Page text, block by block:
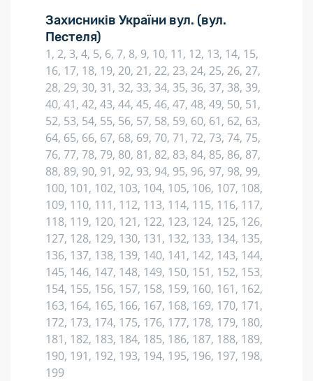
Захисників України вул. (вул.
Пестеля)
1, 2, 3, 4, 5, 6, 7, 8, 9, 10, 11, 12, 13, 14, 15,
16, 17, 18, 19, 20, 21, 22, 23, 24, 25, 26, 27,
28, 29, 30, 31, 32, 33, 34, 35, 36, 37, 38, 39,
40, 41, 42, 43, 44, 45, 46, 47, 48, 49, 50, 51,
52, 53, 54, 55, 56, 57, 58, 59, 60, 61, 62, 63,
64, 65, 66, 67, 68, 69, 70, 71, 72, 73, 74, 75,
76, 77, 78, 79, 80, 81, 82, 83, 84, 85, 86, 87,
88, 89, 90, 91, 92, 93, 94, 95, 96, 97, 98, 99,
100, 101, 102, 103, 104, 105, 106, 107, 108,
109, 110, 111, 112, 113, 114, 115, 116, 117,
118, 119, 120, 121, 122, 123, 124, 125, 126,
127, 128, 129, 130, 131, 132, 133, 134, 135,
136, 137, 138, 139, 140, 141, 142, 143, 144,
145, 146, 147, 148, 149, 150, 151, 152, 153,
154, 155, 156, 157, 158, 159, 160, 161, 162,
163, 164, 165, 166, 167, 168, 169, 170, 171,
172, 173, 174, 175, 176, 177, 178, 179, 180,
181, 182, 183, 184, 185, 186, 187, 188, 189,
190, 191, 192, 193, 194, 195, 196, 197, 198,
199